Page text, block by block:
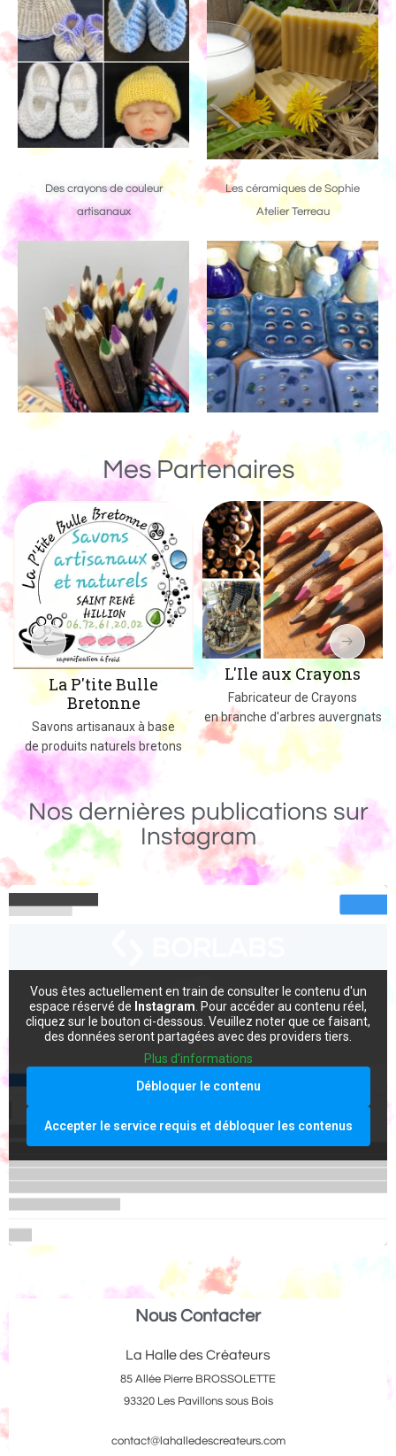
Des crayons de couleur
artisanaux
Les céramiques de Sophie
Atelier Terreau
Mes Partenaires
à base
bretons
L'Ile aux Crayons
Fabricateur de Crayons
en branche d'arbres auvergnats
Un Monde de
Des jeux, jouets et
massif fabriqués
Nos dernières publications sur
Instagram
Vous êtes actuellement en train de consulter le contenu d'un
espace réservé de Instagram . Pour accéder au contenu réel,
cliquez sur le bouton ci-dessous. Veuillez noter que ce faisant,
des données seront partagées avec des providers tiers.
Plus d'informations
Débloquer le contenu
Accepter le service requis et débloquer les contenus
Nous Contacter
La Halle des Créateurs
85 Allée Pierre BROSSOLETTE
93320 Les Pavillons sous Bois
contact@lahalledescreateurs.com